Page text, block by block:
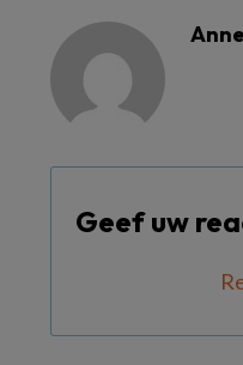
Geef uw